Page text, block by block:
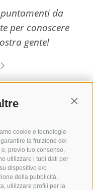
cookie e tecnologie
la fruizione dei
previo tuo consenso,
utilizzare i tuoi dati per
dispositivo e/o
della pubblicità,
utilizzare profili per la
da
per conoscere
gente!